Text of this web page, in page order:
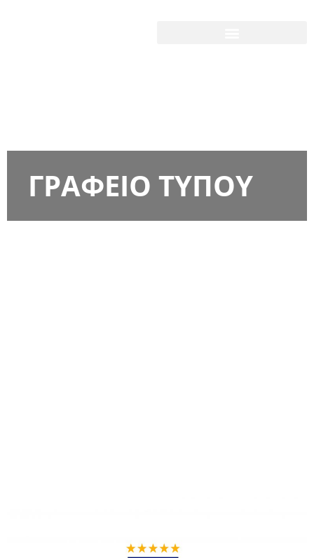
ΓΡΑΦΕΙΟ ΤΥΠΟΥ